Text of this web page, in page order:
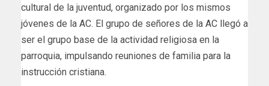
cultural de la juventud, organizado por los mismos
jóvenes de la AC. El grupo de señores de la AC llegó a
ser el grupo base de la actividad religiosa en la
parroquia, impulsando reuniones de familia para la
instrucción cristiana.